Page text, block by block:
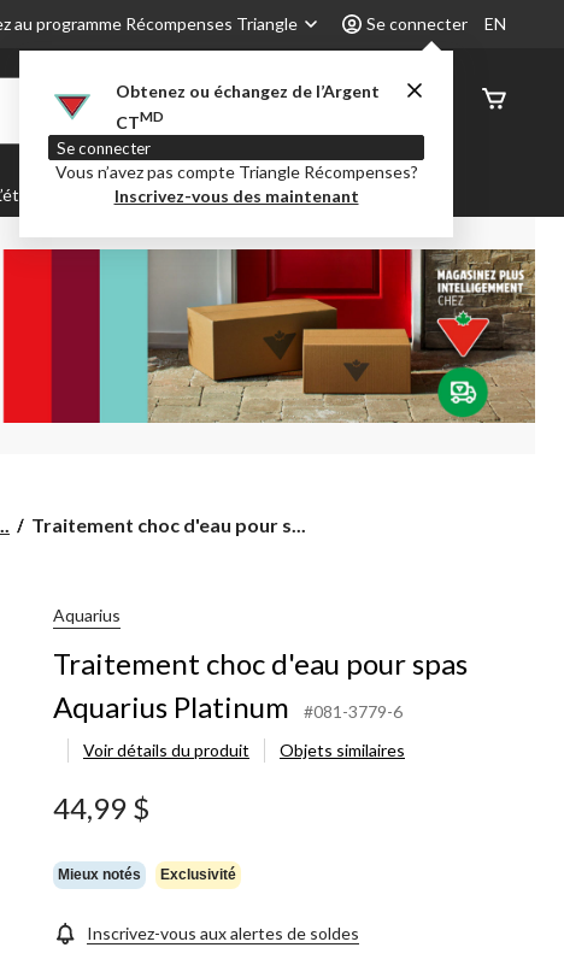
au programme Récompenses Triangle Se connecter
Obtenez ou échangez de l’Argent
CTMD
Se connecter
Vous n’avez pas compte Triangle Récompenses?
Inscrivez-vous des maintenant
EN
État de
Party City Centre-auto
Traitement
spas
Platinum
Traitement choc d'eau pour s...
Aquarius
Traitement choc d'eau pour spas
Aquarius Platinum
#081-3779-6
Voir détails du produit
Objets similaires
44,99 $
Mieux notés Exclusivité
Inscrivez-vous aux alertes de soldes